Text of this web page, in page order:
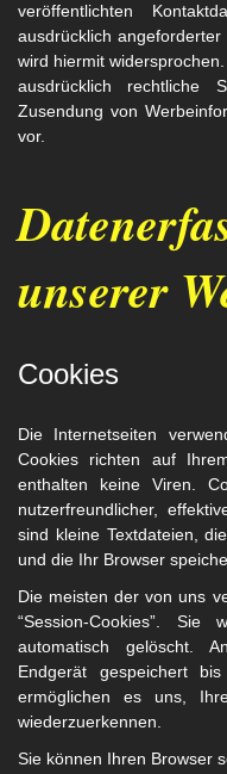
veröffentlichten
ausdrücklich
wird hiermit
ausdrücklich rechtliche
Zusendung von
vor.
unserer
Cookies
Die Internetseiten
Cookies richten auf
enthalten keine Viren.
nutzerfreundlicher,
sind kleine Textdateien,
und die Ihr Browser
Die meisten der von uns
“Session-Cookies”.
automatisch gelöscht.
Endgerät gespeichert
ermöglichen es uns,
wiederzuerkennen.
Sie können Ihren Browser